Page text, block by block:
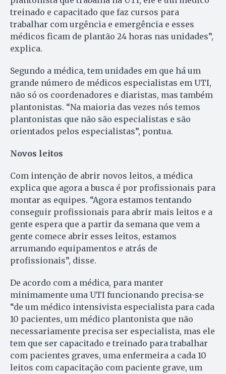
treinado e capacitado que faz cursos para
trabalhar com urgência e emergência e esses
médicos ficam de plantão 24 horas nas unidades”,
explica.
Segundo a médica, tem unidades em que há um
grande número de médicos especialistas em UTI,
não só os coordenadores e diaristas, mas também
plantonistas. “Na maioria das vezes nós temos
plantonistas que não são especialistas e são
orientados pelos especialistas”, pontua.
Novos leitos
Com intenção de abrir novos leitos, a médica
explica que agora a busca é por profissionais para
montar as equipes. “Agora estamos tentando
conseguir profissionais para abrir mais leitos e a
gente espera que a partir da semana que vem a
gente comece abrir esses leitos, estamos
arrumando equipamentos e atrás de
profissionais”, disse.
De acordo com a médica, para manter
minimamente uma UTI funcionando precisa-se
“de um médico intensivista especialista para cada
10 pacientes, um médico plantonista que não
necessariamente precisa ser especialista, mas ele
tem que ser capacitado e treinado para trabalhar
com pacientes graves, uma enfermeira a cada 10
leitos com capacitação com paciente grave, um